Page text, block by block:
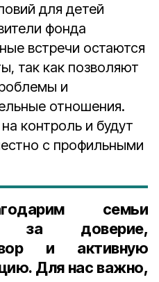
для детей
фонда
встречи остаются
так как позволяют
и
отношения.
контроль и будут
с профильными
семьи
за доверие,
и активную
Для нас важно,